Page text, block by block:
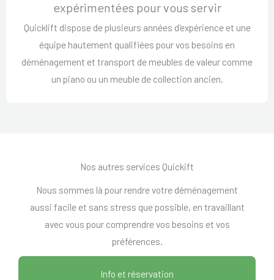
expérimentées pour vous servir
Quicklift dispose de plusieurs années d'expérience et une
équipe hautement qualifiées pour vos besoins en
déménagement et transport de meubles de valeur comme
un piano ou un meuble de collection ancien.
Nos autres services Quickift
Nous sommes là pour rendre votre déménagement
aussi facile et sans stress que possible, en travaillant
avec vous pour comprendre vos besoins et vos
préférences.
Info et réservation